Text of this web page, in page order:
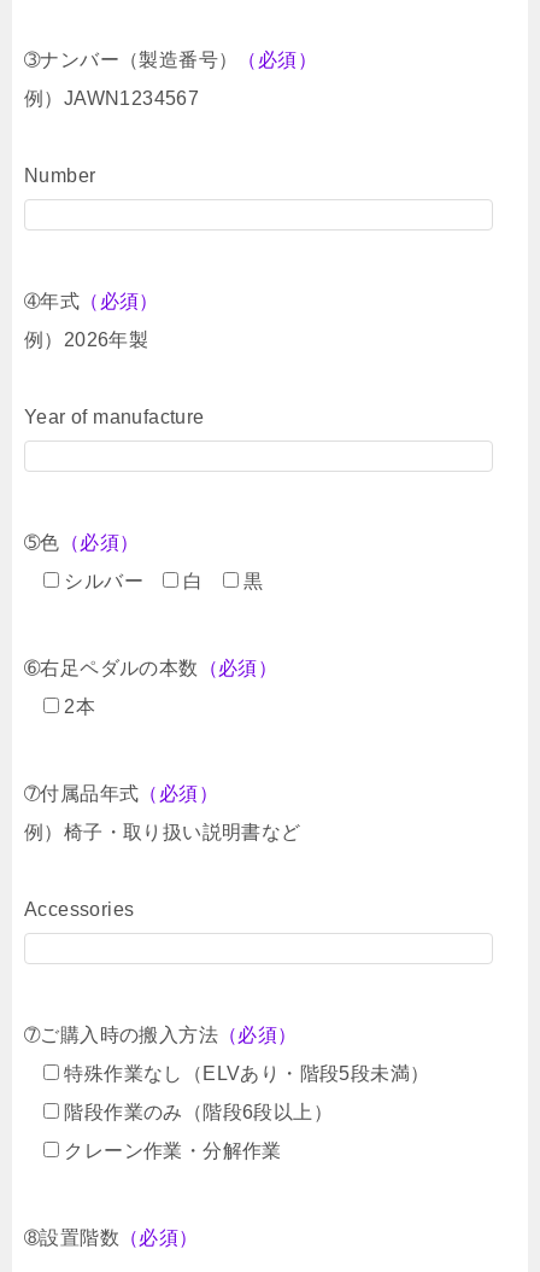
➂ナンバー（製造番号）
（必須）
例）JAWN1234567
Number
➃年式 （必須）
例）2026年製
Year of manufacture
➄色 （必須）
シルバー
白 黒
➅右足ペダルの本数 （必須）
2本
➆付属品年式 （必須）
例）椅子・取り扱い説明書など
Accessories
➆ご購入時の搬入方法 （必須）
特殊作業なし（ELVあり・階段5段未満）
階段作業のみ（階段6段以上）
クレーン作業・分解作業
➇設置階数 （必須）